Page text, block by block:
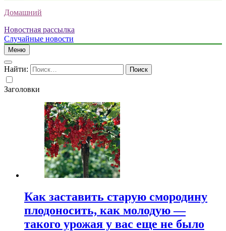
Домашний
Новостная рассылка
Случайные новости
Меню
Найти:
Заголовки
Как заставить старую смородину
плодоносить, как молодую —
такого урожая у вас еще не было